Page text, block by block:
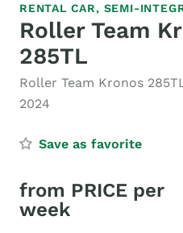
RENTAL CAR, SEMI-
Roller Team
285TL
Roller Team Kronos
2024
Save as favorite
from PRICE per
week